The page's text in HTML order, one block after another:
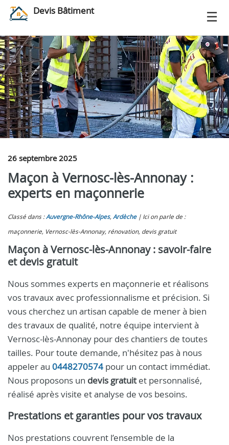
Devis Bâtiment
26 septembre 2025
Maçon à Vernosc-lès-Annonay :
experts en maçonnerie
Classé dans :Auvergne-Rhône-Alpes, Ardèche
Ici on parle de :
maçonnerie, Vernosc-lès-Annonay, rénovation, devis gratuit
Maçon à Vernosc-lès-Annonay : savoir-faire
et devis gratuit
Nous sommes experts en maçonnerie et réalisons
vos travaux avec professionnalisme et précision. Si
vous cherchez un artisan capable de mener à bien
des travaux de qualité, notre équipe intervient à
Vernosc-lès-Annonay pour des chantiers de toutes
tailles. Pour toute demande, n'hésitez pas à nous
appeler au 0448270574 pour un contact immédiat.
Nous proposons un devis gratuitet personnalisé,
réalisé après visite et analyse de vos besoins.
Prestations et garanties pour vos travaux
Nos prestations couvrent l’ensemble de la